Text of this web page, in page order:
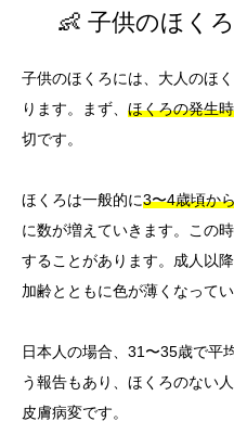
👶 子供のほく
子供のほくろには、大人のほ
ります。まず、 ほくろの発生
切です。
ほくろは一般的に3〜4歳頃か
に数が増えていきます。この
することがあります。成人以
加齢とともに色が薄くなって
日本人の場合、31〜35歳で平
う報告もあり、ほくろのない
皮膚病変です。